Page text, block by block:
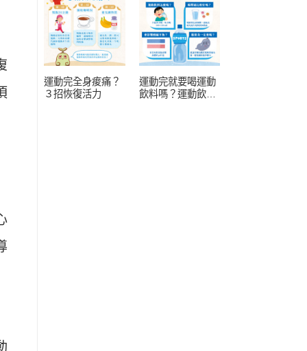
運動完全身痠痛？
３招恢復活力
運動完就要喝運動
飲料嗎？運動飲料